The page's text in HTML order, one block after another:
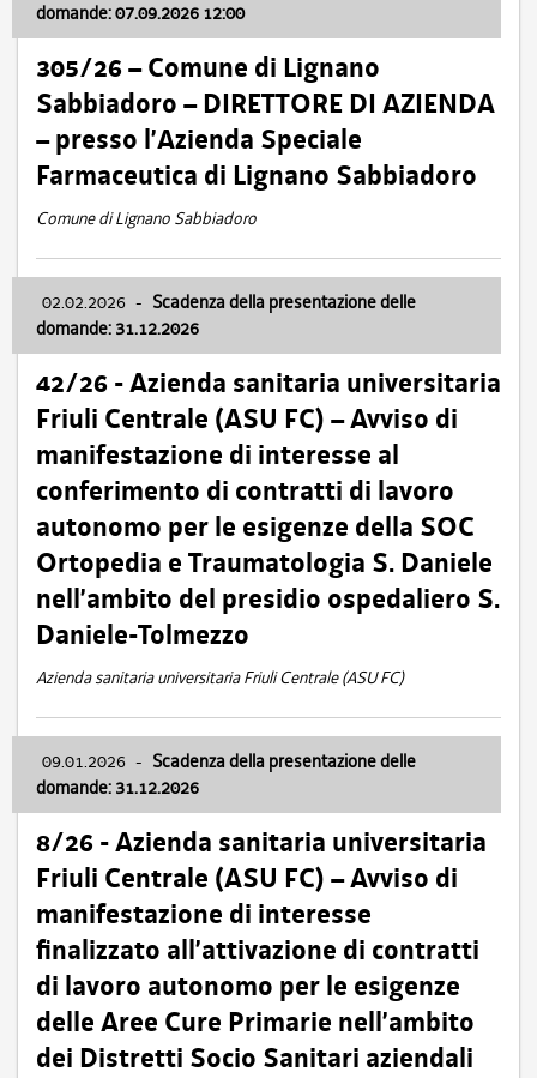
domande: 07.09.2026 12:00
305/26 – Comune di Lignano
Sabbiadoro – DIRETTORE DI AZIENDA
– presso l’Azienda Speciale
Farmaceutica di Lignano Sabbiadoro
Comune di Lignano Sabbiadoro
02.02.2026 - Scadenza della presentazione delle
domande: 31.12.2026
42/26 - Azienda sanitaria universitaria
Friuli Centrale (ASU FC) – Avviso di
manifestazione di interesse al
conferimento di contratti di lavoro
autonomo per le esigenze della SOC
Ortopedia e Traumatologia S. Daniele
nell’ambito del presidio ospedaliero S.
Daniele-Tolmezzo
Azienda sanitaria universitaria Friuli Centrale (ASU FC)
09.01.2026 - Scadenza della presentazione delle
domande: 31.12.2026
8/26 - Azienda sanitaria universitaria
Friuli Centrale (ASU FC) – Avviso di
manifestazione di interesse
finalizzato all’attivazione di contratti
di lavoro autonomo per le esigenze
delle Aree Cure Primarie nell’ambito
dei Distretti Socio Sanitari aziendali